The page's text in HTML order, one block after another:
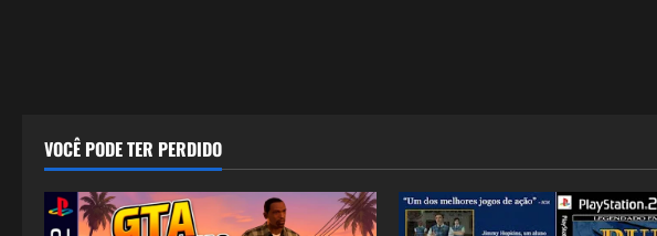
VOCÊ PODE TER PERDIDO